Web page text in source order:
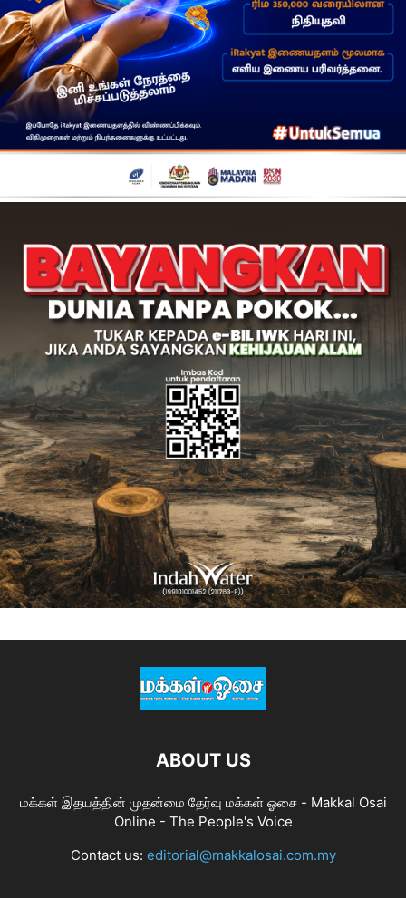
ABOUT US
மக்கள் இதயத்தின் முதன்மை தேர்வு மக்கள் ஓசை - Makkal Osai
Online - The People's Voice
Contact us: editorial@makkalosai.com.my